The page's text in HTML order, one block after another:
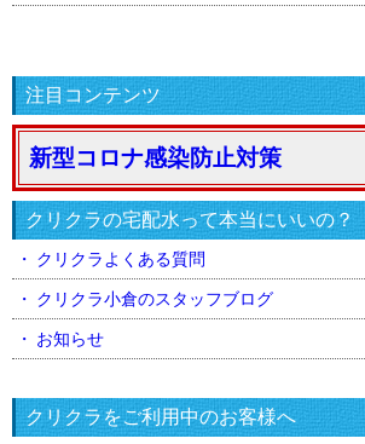
注目コンテンツ
新型コロナ感染防止対策
クリクラの宅配水って本当にいいの？
クリクラよくある質問
クリクラ小倉のスタッフブログ
お知らせ
クリクラをご利用中のお客様へ